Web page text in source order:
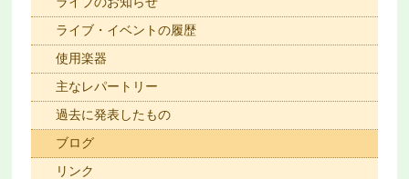
ライブ・イベントの履歴
使用楽器
主なレパートリー
過去に発表したもの
ブログ
リンク